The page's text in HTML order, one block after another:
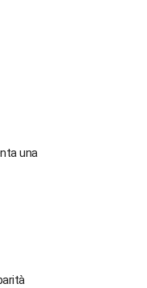
una